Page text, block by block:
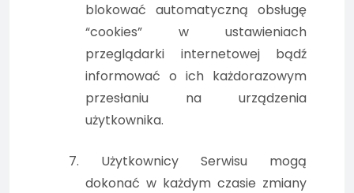
blokować automatyczną obsługę
“cookies” w ustawieniach
przeglądarki internetowej bądź
informować o ich każdorazowym
przesłaniu na urządzenia
użytkownika.
7. Użytkownicy Serwisu mogą
dokonać w każdym czasie zmiany